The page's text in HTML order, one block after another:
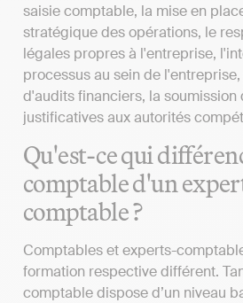
saisie comptable, la mise en
stratégique des opérations, le
légales propres à l'entreprise,
processus au sein de
d'audits financiers, la soumission
justificatives aux autorités
Qu'est-ce qui
comptable d'un
comptable ?
Comptables et experts-
formation respective différent.
comptable dispose d’un niveau